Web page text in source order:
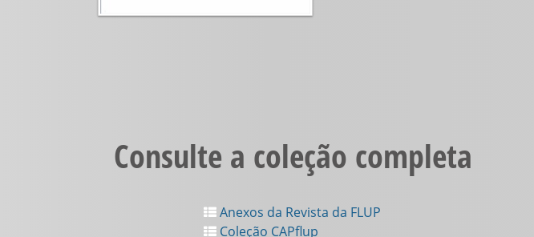
Consulte a coleção completa
Anexos da Revista da FLUP
Coleção CAPflup